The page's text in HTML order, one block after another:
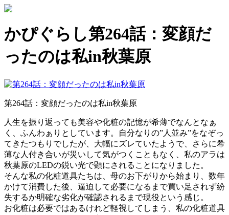
かぴぐらし第264話：変顔だ
ったのは私in秋葉原
第264話：変顔だったのは私in秋葉原
人生を振り返っても美容や化粧の記憶が希薄でなんとなぁ
く、ふんわぁりとしています。自分なりの”人並み”をなぞっ
てきたつもりでしたが、大幅にズレていたようで、さらに希
薄な人付き合いが災いして気がつくこともなく、私のアラは
秋葉原のLEDの鋭い光で顕にされることになりました。
そんな私の化粧道具たちは、母のお下がりから始まり、数年
かけて消費した後、逼迫して必要になるまで買い足されず紛
失するか明確な劣化が確認されるまで現役という感じ。
お化粧は必要ではあるけれど軽視してしまう、私の化粧道具